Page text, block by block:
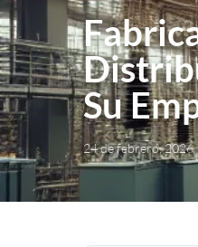
Su
24 de febrero, 2026